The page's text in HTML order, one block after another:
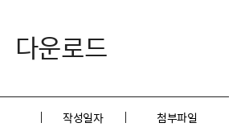
다운로드
작성일자 첨부파일